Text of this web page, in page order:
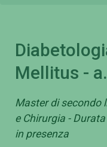
Mellitus -
Master di secondo
e Chirurgia -
in presenza